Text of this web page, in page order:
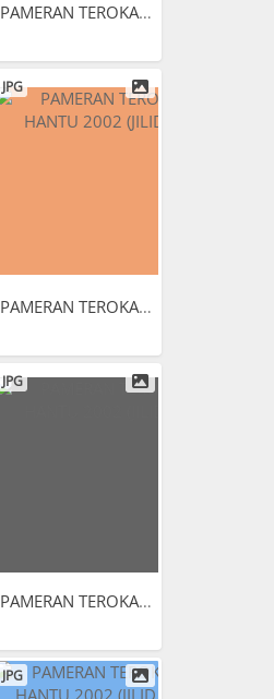
PAMERAN TEROKAI HANTU 2002...
JPG
PAMERAN TEROKAI HANTU 2002...
JPG
PAMERAN TEROKAI HANTU 2002...
JPG